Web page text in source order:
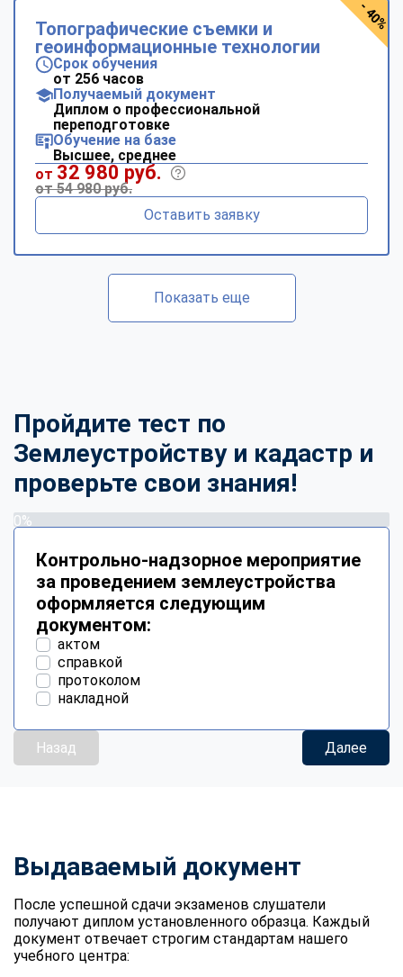
Топографические съемки и
геоинформационные технологии
Срок обучения
от 256 часов
Получаемый документ
Диплом о профессиональной
переподготовке
Обучение на базе
Высшее, среднее
от 32 980 руб.
от 54 980 руб.
Оставить заявку
- 40%
Показать еще
Пройдите тест по
Землеустройству и кадастр и
проверьте свои знания!
0%
Контрольно-надзорное мероприятие
за проведением землеустройства
оформляется следующим
документом:
актом
справкой
протоколом
накладной
Назад Далее
Выдаваемый документ
После успешной сдачи экзаменов слушатели
получают диплом установленного образца. Каждый
документ отвечает строгим стандартам нашего
учебного центра: